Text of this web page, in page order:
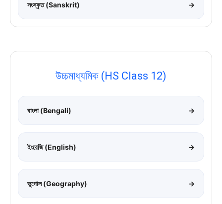
সংস্কৃত (Sanskrit) →
উচ্চমাধ্যমিক (HS Class 12)
বাংলা (Bengali) →
ইংরেজি (English) →
ভূগোল (Geography) →